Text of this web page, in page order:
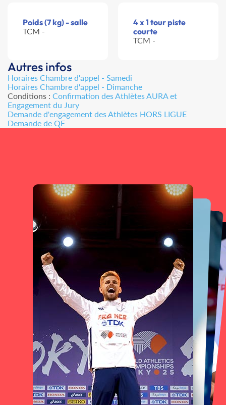
Poids (7 kg) - salle
TCM -
4 x 1 tour piste
courte
TCM -
Autres infos
Horaires Chambre d'appel - Samedi
Horaires Chambre d'appel - Dimanche
Conditions : Confirmation des Athlètes AURA et
Engagement du Jury
Demande d'engagement des Athlètes HORS LIGUE
Demande de QE